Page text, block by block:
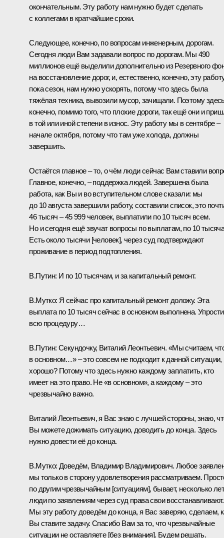
окончательным. Эту работу нам нужно будет сделать
с коллегами в кратчайшие сроки.
Следующее, конечно, по вопросам инженерным, дорогам.
Сегодня люди Вам задавали вопрос по дорогам. Мы 490
миллионов ещё выделили дополнительно из Резервного
на восстановление дорог, и, естественно, конечно, эту
пока сезон, нам нужно ускорять, потому что здесь была
тяжёлая техника, вывозили мусор, зачищали. Поэтому
конечно, помимо того, что плохие дороги, так ещё они и
в той или иной степени в износ. Эту работу мы в сентябре –
начале октября, потому что там уже холода, должны
завершить.
Остаётся главное – то, о чём люди сейчас Вам ставили
Главное, конечно, – поддержка людей. Завершена была
работа, как Вы и во вступительном слове сказали: мы
до 10 августа завершили работу, составили список, это
46 тысяч – 45 999 человек, выплатили по 10 тысяч всем.
Но и сегодня ещё звучат вопросы по выплатам, по 10
Есть около тысячи [человек], через суд подтверждают
проживание в период подтопления.
В.Путин: И по 10 тысячам, и за капитальный ремонт.
В.Мутко: Я сейчас про капитальный ремонт доложу. Эта
выплата по 10 тысяч сейчас в основном выполнена.
всю процедуру…
В.Путин: Секундочку, Виталий Леонтьевич. «Мы считаем,
в основном…» – это совсем не подходит к данной ситуации,
хорошо? Потому что здесь нужно каждому заплатить, кто
имеет на это право. Не «в основном», а каждому – это
чрезвычайно важно.
Виталий Леонтьевич, я Вас знаю с лучшей стороны, знаю,
Вы можете дожимать ситуацию, доводить до конца. Здесь
нужно довести её до конца.
В.Мутко: Доведём, Владимир Владимирович. Любое
мы только в сторону удовлетворения рассматриваем.
по другим чрезвычайным [ситуациям], бывает, несколько
люди по заявлениям через суд права свои восстанавливают.
Мы эту работу доведём до конца, я Вас заверяю, сделаем,
Вы ставите задачу. Спасибо Вам за то, что чрезвычайные
ситуации не оставляете [без внимания]. Будем решать.